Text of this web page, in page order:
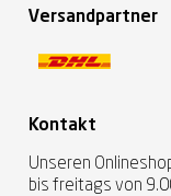
Versandpartner
Kontakt
Unseren
bis freitags von